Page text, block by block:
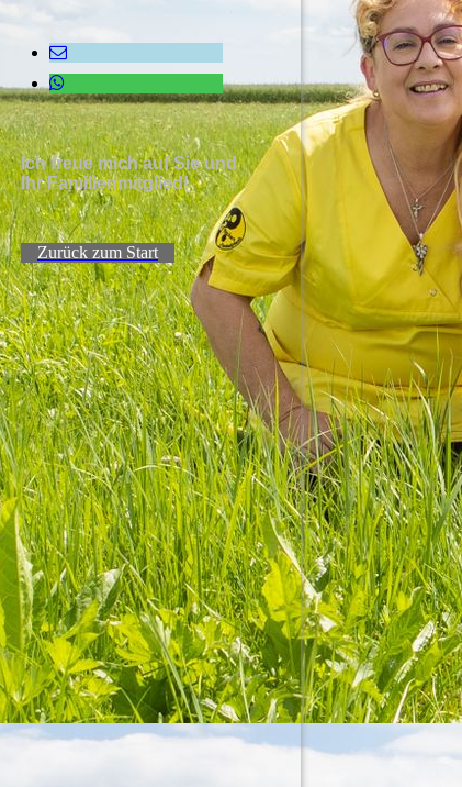
Ich freue mich auf Sie und
Ihr Familienmitglied!
Zurück zum Start